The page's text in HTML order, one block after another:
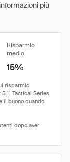
più
Risparmio
medio
15%